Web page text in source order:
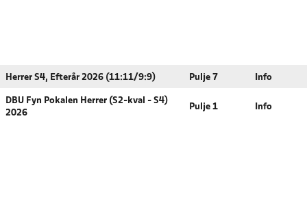
Herrer S4, Efterår 2026 (11:11/9:9) Pulje 7 Info
DBU Fyn Pokalen Herrer (S2-kval - S4)
2026
Pulje 1 Info